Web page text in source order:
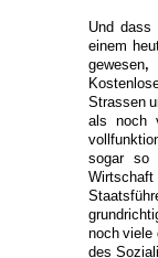
Und dass
einem
Strassen
als noch
sogar so
noch viele
des